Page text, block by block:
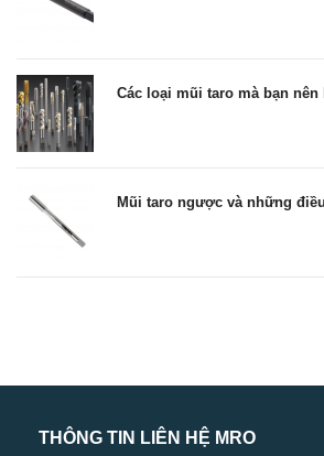
Các loại mũi taro mà bạn nên
Mũi taro ngược và những
THÔNG TIN LIÊN HỆ MRO